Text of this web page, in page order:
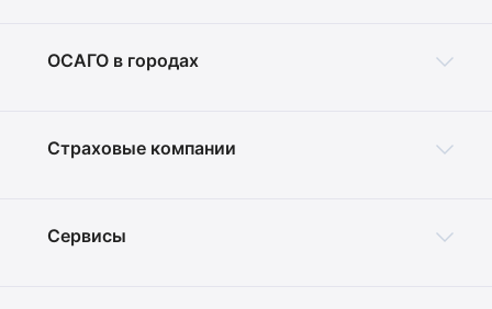
ОСАГО в городах
Страховые компании
Сервисы